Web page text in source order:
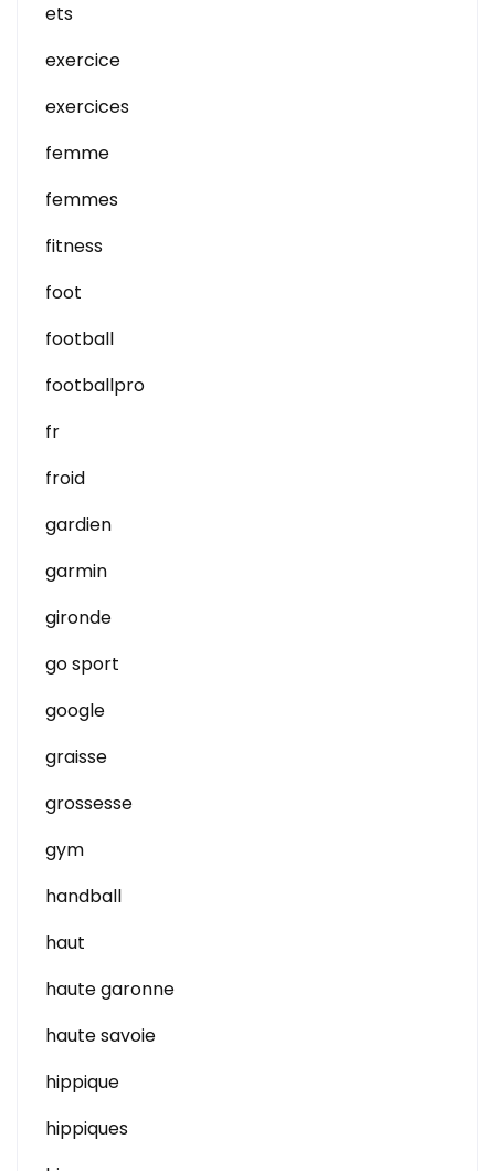
ets
exercice
exercices
femme
femmes
fitness
foot
football
footballpro
fr
froid
gardien
garmin
gironde
go sport
google
graisse
grossesse
gym
handball
haut
haute garonne
haute savoie
hippique
hippiques